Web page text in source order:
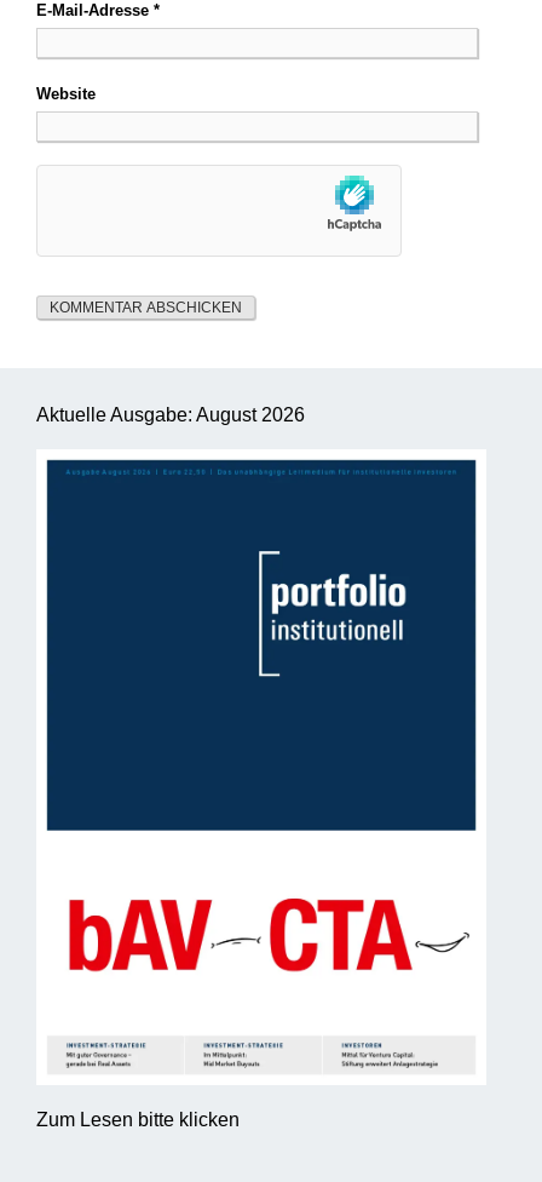
E-Mail-Adresse *
Website
Aktuelle Ausgabe: August 2026
Zum Lesen bitte klicken